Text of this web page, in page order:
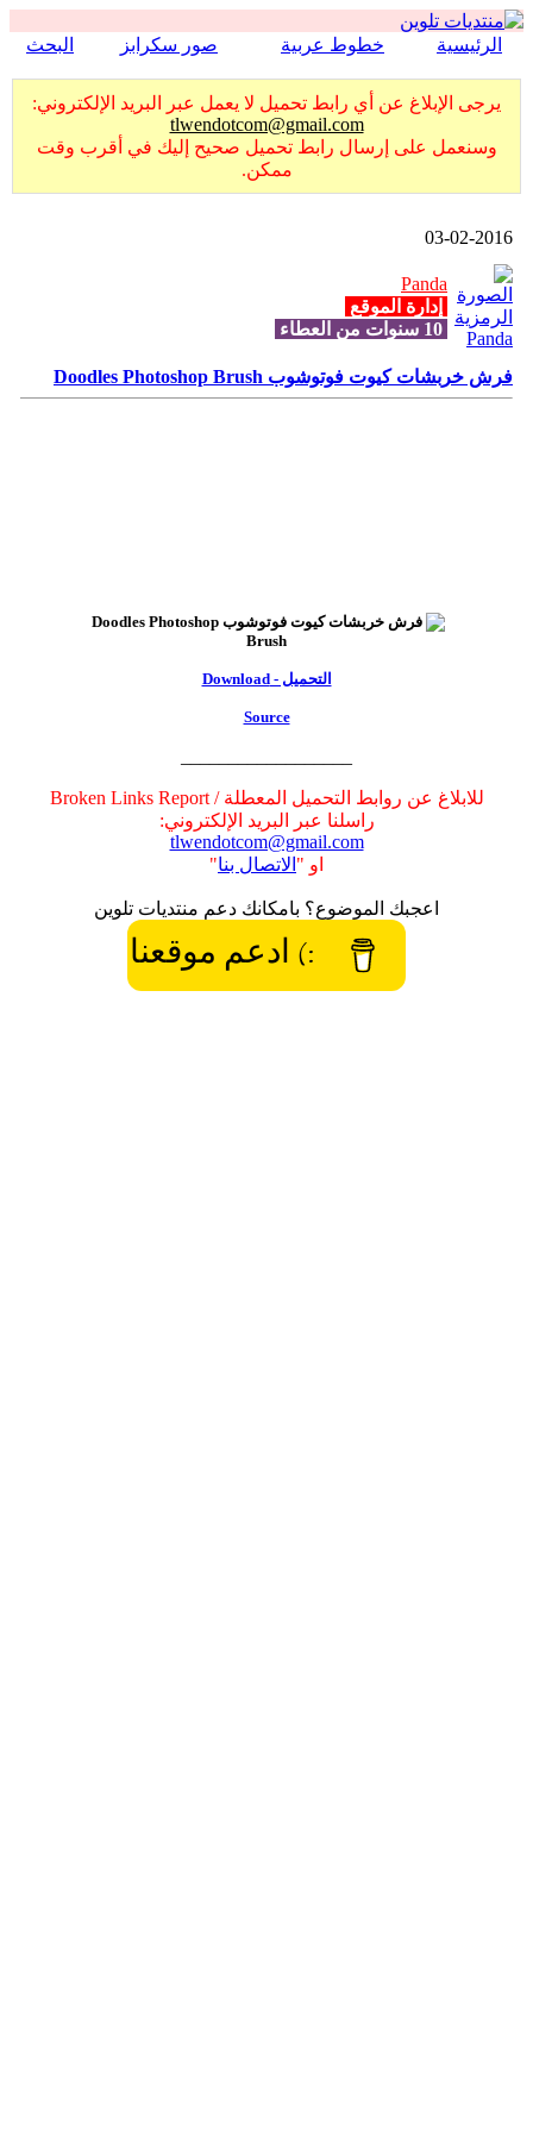
الرئيسية خطوط عربية صور سكرابز البحث
يرجى الإبلاغ عن أي رابط تحميل لا يعمل عبر البريد الإلكتروني:
tlwendotcom@gmail.com
وسنعمل على إرسال رابط تحميل صحيح إليك في أقرب وقت
ممكن.
03-02-2016
Panda
إدارة الموقع
فرش خربشات كيوت فوتوشوب Doodles Photoshop Brush
التحميل - Download
Source
للابلاغ عن روابط التحميل المعطلة / Broken Links Report
راسلنا عبر البريد الإلكتروني:
tlwendotcom@gmail.com
او " الاتصال بنا"
اعجبك الموضوع؟ بامكانك دعم منتديات تلوين
:) ادعم موقعنا